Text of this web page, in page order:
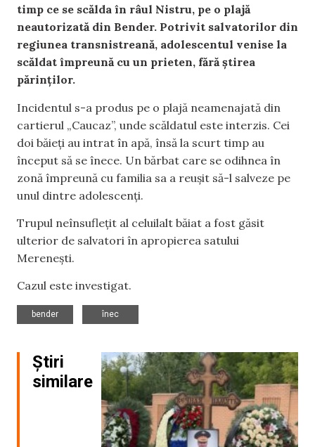
timp ce se scălda în râul Nistru, pe o plajă
neautorizată din Bender. Potrivit salvatorilor din
regiunea transnistreană, adolescentul venise la
scăldat împreună cu un prieten, fără știrea
părinților.
Incidentul s-a produs pe o plajă neamenajată din
cartierul „Caucaz”, unde scăldatul este interzis. Cei
doi băieți au intrat în apă, însă la scurt timp au
început să se înece. Un bărbat care se odihnea în
zonă împreună cu familia sa a reușit să-l salveze pe
unul dintre adolescenți.
Trupul neînsuflețit al celuilalt băiat a fost găsit
ulterior de salvatori în apropierea satului
Merenești.
Cazul este investigat.
bender
înec
Știri
similare